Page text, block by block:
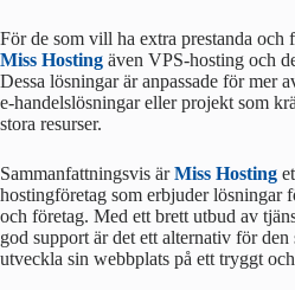
För de som vill ha extra prestanda och
Miss Hosting även VPS-hosting och
Dessa lösningar är anpassade för mer
e-handelslösningar eller projekt som
stora resurser.
Sammanfattningsvis ärMiss Hosting
hostingföretag som erbjuder lösningar
och företag. Med ett brett utbud av
god support är det ett alternativ för
utveckla sin webbplats på ett tryggt